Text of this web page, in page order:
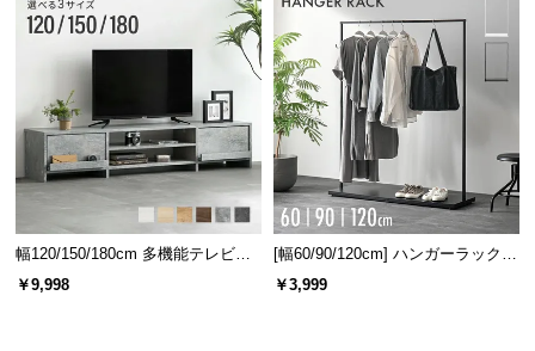
幅120/150/180cm 多機能テレビボ
ード 木目/石目調 オープン収納・
引き出し収納付き
￥9,998
[幅60/90/120cm] ハンガーラック
スチール 4段階高さ調節 サイドフ
ック オープンラック シンプル
￥3,999